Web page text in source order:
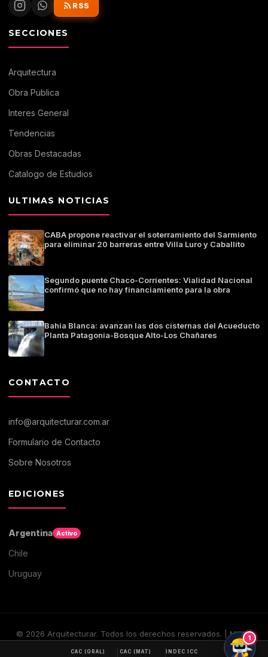
RSS
SECCIONES
Arquitectura
Obra Publica
Interes General
Tendencias
Obras Destacadas
Catalogo de Estudios
ULTIMAS NOTICIAS
CABA propone reactivar el soterramiento del Sarmiento
para eliminar 20 barreras entre Villa Luro y Caballito
Segundo puente Chaco-Corrientes: Vialidad Nacional
confirmó que no hay financiamiento para la obra
Bahía Blanca: avanzan las dos cisternas del Acueducto
Planta Patagonia-Bosque Alto-Los Chañares
CONTACTO
info@arquitecturar.com.ar
Formulario de Contacto
Sobre Nosotros
EDICIONES
Argentina Activo
Chile
Uruguay
© 2026 Arquitecturar. Todos los derechos reservados. | Medio
CAC (GRAL) CAC (MAT) INDEC ICC
1